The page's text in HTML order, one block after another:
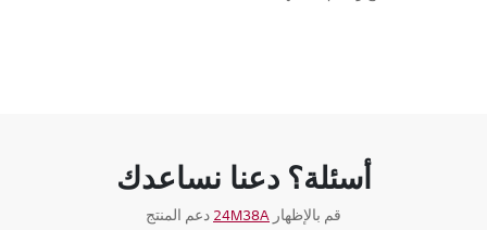
أسئلة؟ دعنا نساعدك
قم بالإظهار 24M38A دعم المنتج